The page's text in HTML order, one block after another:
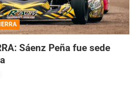
Sáenz Peña fue sede